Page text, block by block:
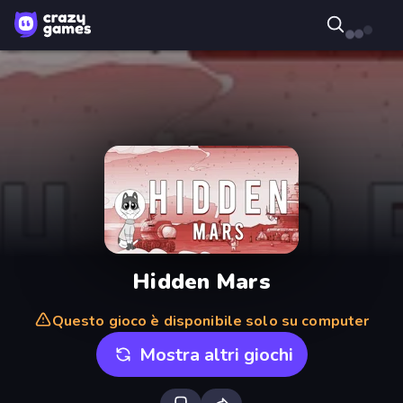
Hidden Mars
Questo gioco è disponibile solo su computer
Mostra altri giochi